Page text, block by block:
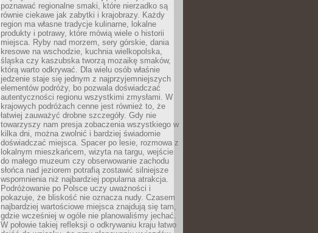
poznawać regionalne smaki, które nierzadko są
równie ciekawe jak zabytki i krajobrazy. Każdy
region ma własne tradycje kulinarne, lokalne
produkty i potrawy, które mówią wiele o historii
miejsca. Ryby nad morzem, sery górskie, dania
kresowe na wschodzie, kuchnia wielkopolska,
śląska czy kaszubska tworzą mozaikę smaków,
którą warto odkrywać. Dla wielu osób właśnie
jedzenie staje się jednym z najprzyjemniejszych
elementów podróży, bo pozwala doświadczać
autentyczności regionu wszystkimi zmysłami. W
krajowych podróżach cenne jest również to, że
łatwiej zauważyć drobne szczegóły. Gdy nie
towarzyszy nam presja zobaczenia wszystkiego w
kilka dni, można zwolnić i bardziej świadomie
doświadczać miejsca. Spacer po lesie, rozmowa z
lokalnym mieszkańcem, wizyta na targu, wejście
do małego muzeum czy obserwowanie zachodu
słońca nad jeziorem potrafią zostawić silniejsze
wspomnienia niż najbardziej popularna atrakcja.
Podróżowanie po Polsce uczy uważności i
pokazuje, że bliskość nie oznacza nudy. Czasem
najbardziej wartościowe miejsca znajdują się tam,
gdzie wcześniej w ogóle nie planowaliśmy jechać.
W połowie takiej refleksji o odkrywaniu kraju łatwo